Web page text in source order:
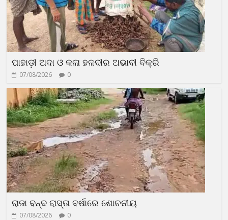
ପାହାଡ଼ୀ ଅଦା ଓ କଳା ହଳଦୀର ଅଭାବୀ ବିକ୍ରି
07/08/2026 0
ରାଜା ବନ୍ଦ ରାସ୍ତା ବର୍ଷାରେ ଶୋଚନୀୟ
07/08/2026 0